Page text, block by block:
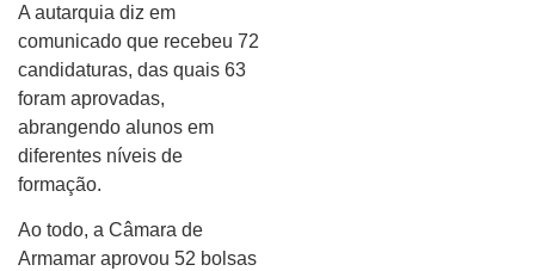
A autarquia diz em
comunicado que recebeu 72
candidaturas, das quais 63
foram aprovadas,
abrangendo alunos em
diferentes níveis de
formação.
Ao todo, a Câmara de
Armamar aprovou 52 bolsas